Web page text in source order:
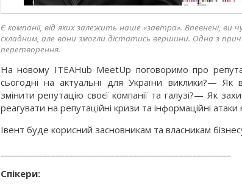
Є компанії, від яких залежить наше «завтра». Впевнені, ви
складним, але вони змогли дістатись вершини. Одна з
перетворення.
На новому ITEAHub MeetUp поговоримо про
сьогодні на актуальні для України виклики?— Як
змінити репутацію своєї компанії та галузі?— Як
реагувати на репутаційні кризи та інформаційні
Івент буде корисний засновникам та власникам
Спікери: